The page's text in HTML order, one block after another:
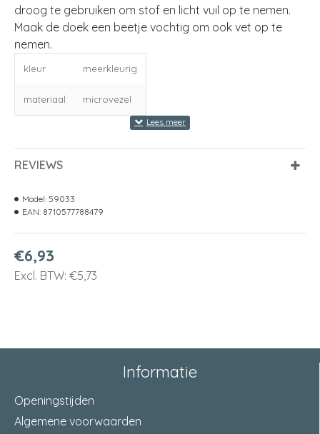
droog te gebruiken om stof en licht vuil op te nemen.
Maak de doek een beetje vochtig om ook vet op te
nemen.
kleur meerkleurig
materiaal microvezel
REVIEWS
€6,93
Excl. BTW: €5,73
Model: 59033
EAN: 8710577788479
Informatie
Openingstijden
Algemene voorwaarden